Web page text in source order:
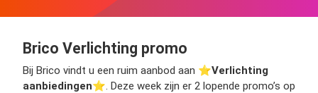
Brico Verlichting promo
Bij Brico vindt u een ruim aanbod aan ⭐️Verlichting
aanbiedingen⭐️. Deze week zijn er 2 lopende promo’s op